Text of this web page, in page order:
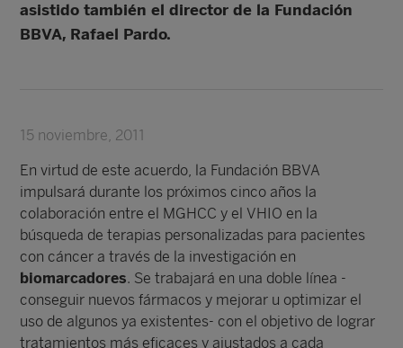
asistido también el director de la Fundación
BBVA, Rafael Pardo.
15 noviembre, 2011
En virtud de este acuerdo, la Fundación BBVA
impulsará durante los próximos cinco años la
colaboración entre el MGHCC y el VHIO en la
búsqueda de terapias personalizadas para pacientes
con cáncer a través de la investigación en
biomarcadores. Se trabajará en una doble línea -
conseguir nuevos fármacos y mejorar u optimizar el
uso de algunos ya existentes- con el objetivo de lograr
tratamientos más eficaces y ajustados a cada